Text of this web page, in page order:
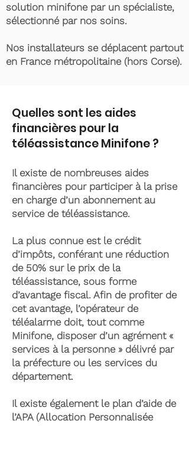
solution minifone par un spécialiste,
sélectionné par nos soins.
Nos installateurs se déplacent partout
en France métropolitaine (hors Corse).
Quelles sont les aides
financières pour la
téléassistance Minifone ?
Il existe de nombreuses aides
financières pour participer à la prise
en charge d’un abonnement au
service de téléassistance.
La plus connue est le crédit
d’impôts, conférant une réduction
de 50% sur le prix de la
téléassistance, sous forme
d’avantage fiscal. Afin de profiter de
cet avantage, l’opérateur de
téléalarme doit, tout comme
Minifone, disposer d’un agrément «
services à la personne » délivré par
la préfecture ou les services du
département.
Il existe également le plan d’aide de
l’APA (Allocation Personnalisée